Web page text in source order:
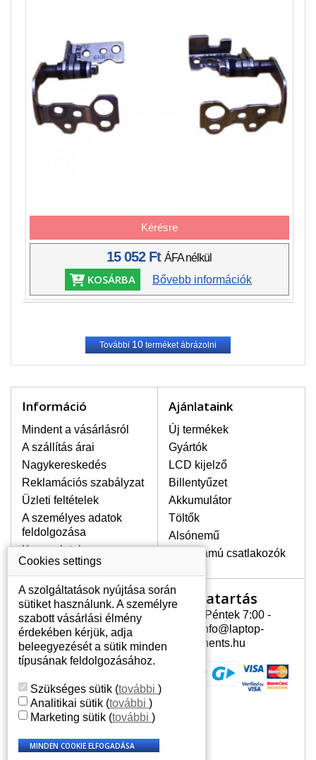
Kérésre
15 052 FtÁFA nélkül
KOSÁRBA Bővebb információk
További10terméket ábrázolni
Információ
Mindent a vásárlásról
A szállítás árai
Nagykereskedés
Reklamációs szabályzat
Üzleti feltételek
A személyes adatok
feldolgozása
Kapcsolatok
Ajánlataink
Új termékek
Gyártók
LCD kijelző
Billentyűzet
Akkumulátor
Töltők
Alsónemű
Erősáramú csatlakozók
Az Ön számlája
Az Ön számlája
Személyes információk
Címek
Nyitvatartás
Hétfõ - Péntek 7:00 -
15:30 info@laptop-
components.hu
Cookies settings
A szolgáltatások nyújtása során
sütiket használunk. A személyre
szabott vásárlási élmény
érdekében kérjük, adja
beleegyezését a sütik minden
típusának feldolgozásához.
Szükséges sütik (további )
Analitikai sütik (további )
Marketing sütik (további )